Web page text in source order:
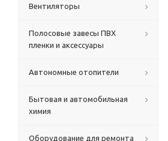
Вентиляторы
Полосовые завесы ПВХ
пленки и аксессуары
Автономные отопители
Бытовая и автомобильная
химия
Оборудование для ремонта